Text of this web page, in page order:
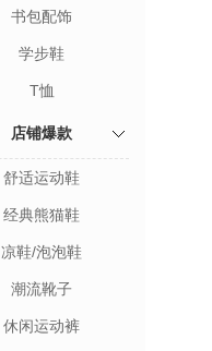
书包配饰
学步鞋
T恤
店铺爆款
舒适运动鞋
经典熊猫鞋
凉鞋/泡泡鞋
潮流靴子
休闲运动裤